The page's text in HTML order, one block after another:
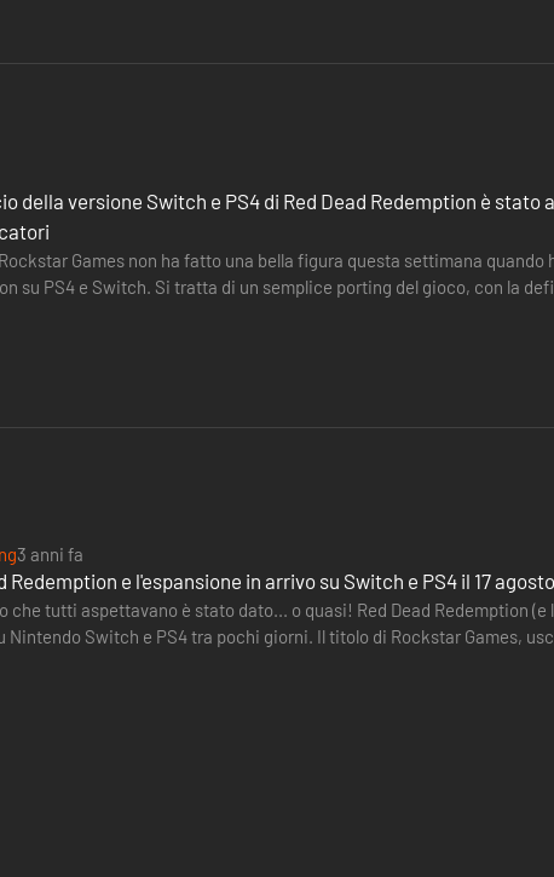
della versione Switch e PS4 di Red Dead Redemption è
Games non ha fatto una bella figura questa settimana quando
su PS4 e Switch. Si tratta di un semplice porting del gioco, con la
Di conseguenza, i giocatori hanno subito espresso…
3 anni fa
Redemption e l'espansione in arrivo su Switch e PS4 il 17 agosto
che tutti aspettavano è stato dato... o quasi! Red Dead Redemption
Nintendo Switch e PS4 tra pochi giorni. Il titolo di Rockstar Games,
console il 17 agosto, in versione esclusivamente…